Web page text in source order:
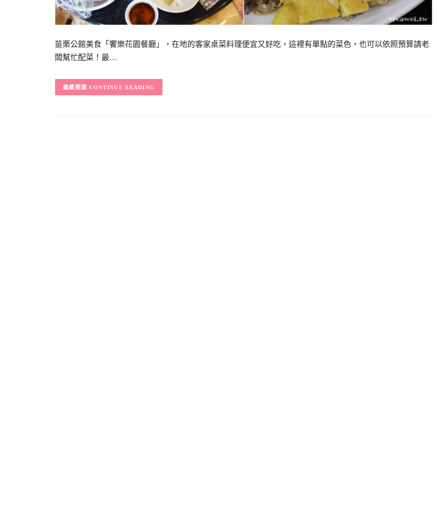
苗栗公館美食「饗樂花園餐廳」，在地的客家桌菜料理便宜又好吃，這裡有單點的菜色，也可以依照預算請老
闆幫忙配菜！最…
CONTINUE READING